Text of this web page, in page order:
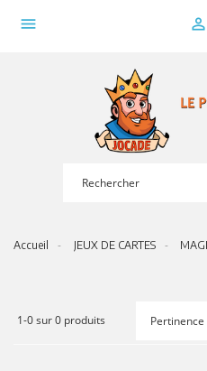
menu person_outline
Accueil JEUX DE CARTES
1-0 sur 0 produits Pertinence